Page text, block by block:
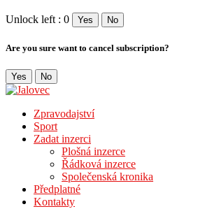
Unlock left : 0 Yes No
Are you sure want to cancel subscription?
Yes No
Zpravodajství
Sport
Zadat inzerci
Plošná inzerce
Řádková inzerce
Společenská kronika
Předplatné
Kontakty